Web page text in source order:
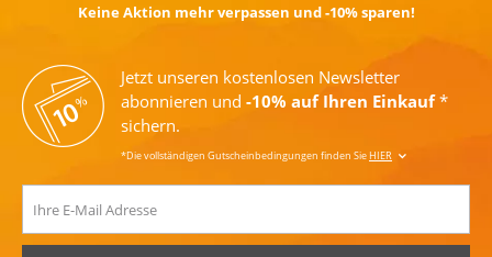
Keine Aktion mehr verpassen und -10% sparen!
Jetzt unseren kostenlosen Newsletter
abonnieren und -10% auf Ihren Einkauf*
sichern.
*Die vollständigen Gutscheinbedingungen finden SieHIER